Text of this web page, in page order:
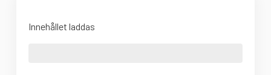
Innehållet laddas